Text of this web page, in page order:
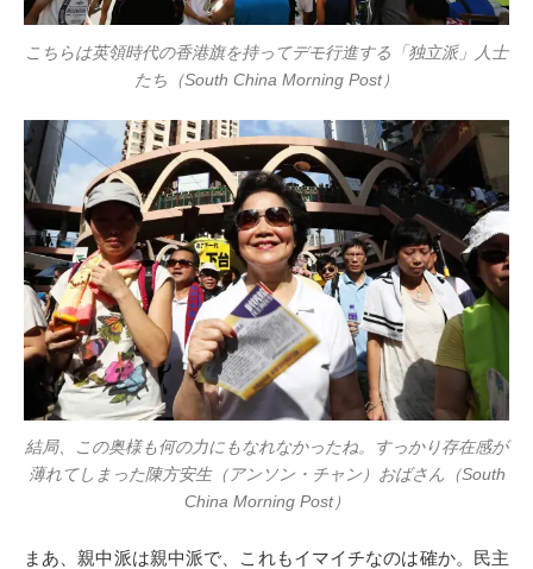
こちらは英領時代の香港旗を持ってデモ行進する「独立派」人士
たち（South China Morning Post）
結局、この奥様も何の力にもなれなかったね。すっかり存在感が
薄れてしまった陳方安生（アンソン・チャン）おばさん（South
China Morning Post）
まあ、親中派は親中派で、これもイマイチなのは確か。民主